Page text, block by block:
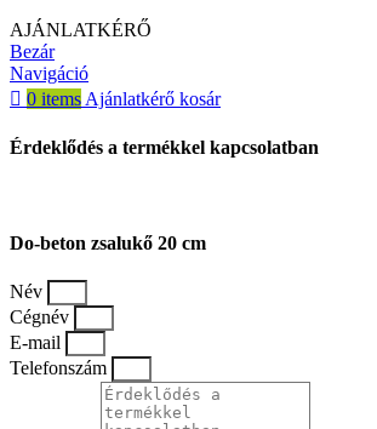
AJÁNLATKÉRŐ
Bezár
Navigáció
0 items Ajánlatkérő kosár
Érdeklődés a termékkel kapcsolatban
Do-beton zsalukő 20 cm
Név
Cégnév
E-mail
Telefonszám